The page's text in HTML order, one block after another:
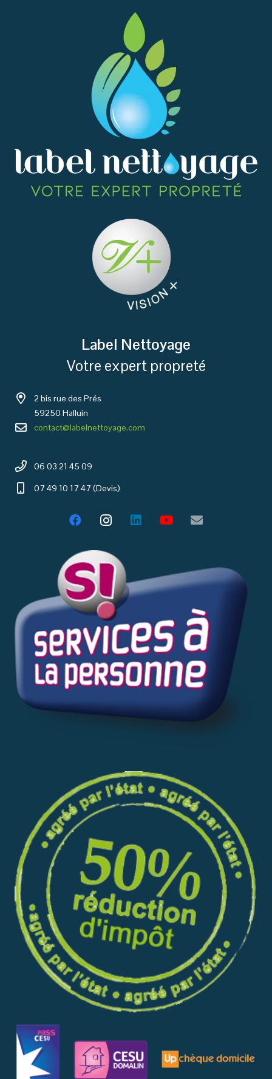
Label Nettoyage
Votre expert propreté
2 bis rue des Prés
59250 Halluin
contact@labelnettoyage.com
06 03 21 45 09
07 49 10 17 47 (Devis)